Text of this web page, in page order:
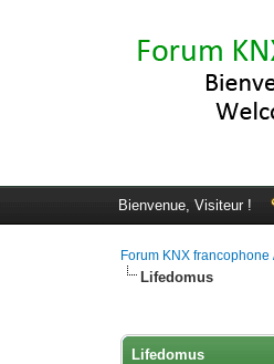
Bienvenue, Visiteur !
Forum KNX
Lifedomus
Lifedomus